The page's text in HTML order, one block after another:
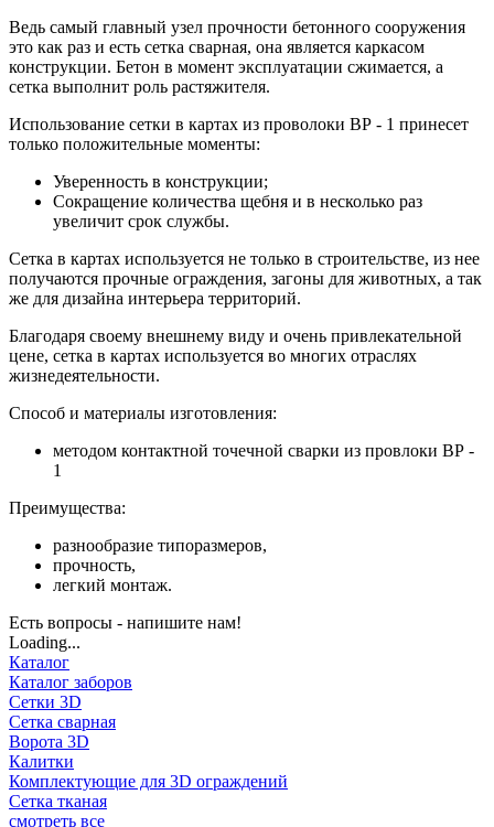
Ведь самый главный узел прочности бетонного сооружения
это как раз и есть сетка сварная, она является каркасом
конструкции. Бетон в момент эксплуатации сжимается, а
сетка выполнит роль растяжителя.
Использование сетки в картах из проволоки ВР - 1 принесет
только положительные моменты:
Уверенность в конструкции;
Сокращение количества щебня и в несколько раз
увеличит срок службы.
Сетка в картах используется не только в строительстве, из нее
получаются прочные ограждения, загоны для животных, а так
же для дизайна интерьера территорий.
Благодаря своему внешнему виду и очень привлекательной
цене, сетка в картах используется во многих отраслях
жизнедеятельности.
Способ и материалы изготовления:
методом контактной точечной сварки из провлоки ВР -
1
Преимущества:
разнообразие типоразмеров,
прочность,
легкий монтаж.
Есть вопросы - напишите нам!
Loading...
Каталог
Каталог заборов
Сетки 3D
Сетка сварная
Ворота 3D
Калитки
Комплектующие для 3D ограждений
Сетка тканая
смотреть все